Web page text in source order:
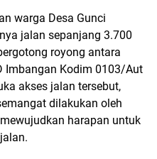
warga Desa Gunci
jalan sepanjang 3.700
royong antara
Imbangan Kodim 0103/Aut
akses jalan tersebut,
dilakukan oleh
harapan untuk